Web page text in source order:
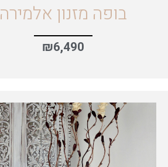
בופה מזנון אלמירה
₪6,490